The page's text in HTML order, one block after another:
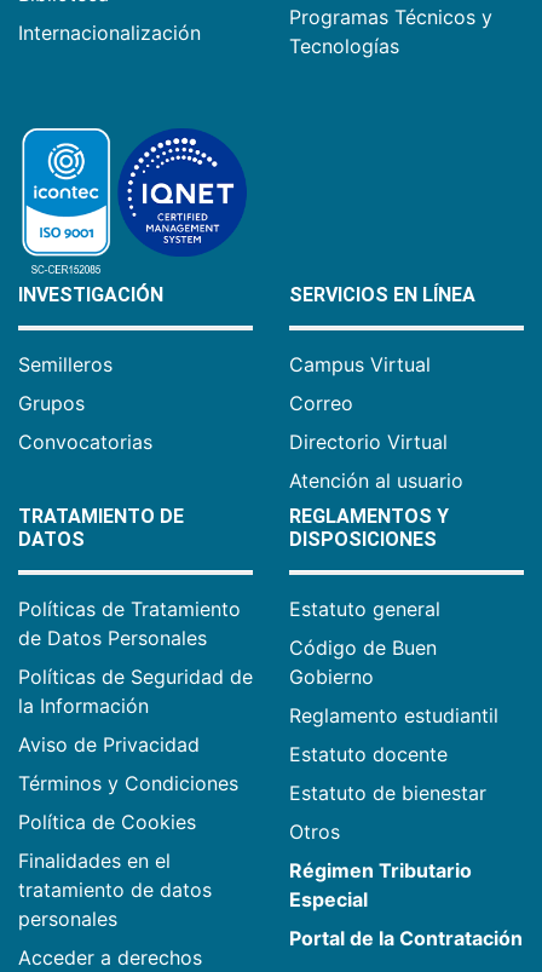
Internacionalización
Programas Técnicos y
Tecnologías
INVESTIGACIÓN
Semilleros
Grupos
Convocatorias
SERVICIOS EN LÍNEA
Campus Virtual
Correo
Directorio Virtual
Atención al usuario
TRATAMIENTO DE
DATOS
Políticas de Tratamiento
de Datos Personales
Políticas de Seguridad de
la Información
Aviso de Privacidad
Términos y Condiciones
Política de Cookies
Finalidades en el
tratamiento de datos
personales
Acceder a derechos
REGLAMENTOS Y
DISPOSICIONES
Estatuto general
Código de Buen
Gobierno
Reglamento estudiantil
Estatuto docente
Estatuto de bienestar
Otros
Régimen Tributario
Especial
Portal de la Contratación